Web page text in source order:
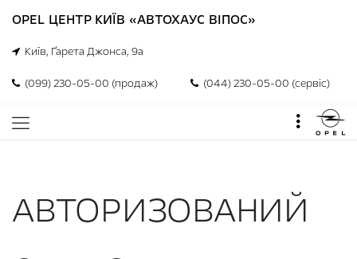
OPEL ЦЕНТР КИЇВ «АВТОХАУС ВІПОС»
Київ, Ґарета Джонса, 9а
(099) 230-05-00 (продаж) (044) 230-05-00 (сервіс)
АВТОРИЗОВАНИЙ